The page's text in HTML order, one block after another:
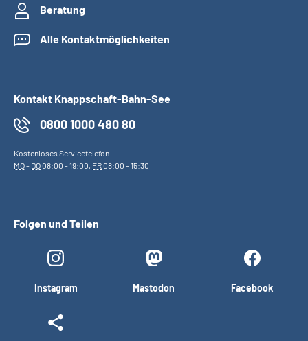
Beratung
Alle Kontaktmöglichkeiten
Kontakt Knappschaft-Bahn-See
0800 1000 480 80
Kostenloses Servicetelefon
MO- DO08:00 - 19:00, FR08:00 - 15:30
Folgen und Teilen
Instagram Mastodon Facebook